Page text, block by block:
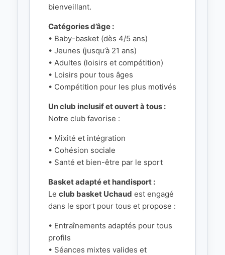
bienveillant.
Catégories d’âge :
• Baby-basket (dès 4/5 ans)
• Jeunes (jusqu’à 21 ans)
• Adultes (loisirs et compétition)
• Loisirs pour tous âges
• Compétition pour les plus motivés
Un club inclusif et ouvert à tous :
Notre club favorise :
• Mixité et intégration
• Cohésion sociale
• Santé et bien-être par le sport
Basket adapté et handisport :
Le club basket Uchaud est engagé
dans le sport pour tous et propose :
• Entraînements adaptés pour tous
profils
• Séances mixtes valides et